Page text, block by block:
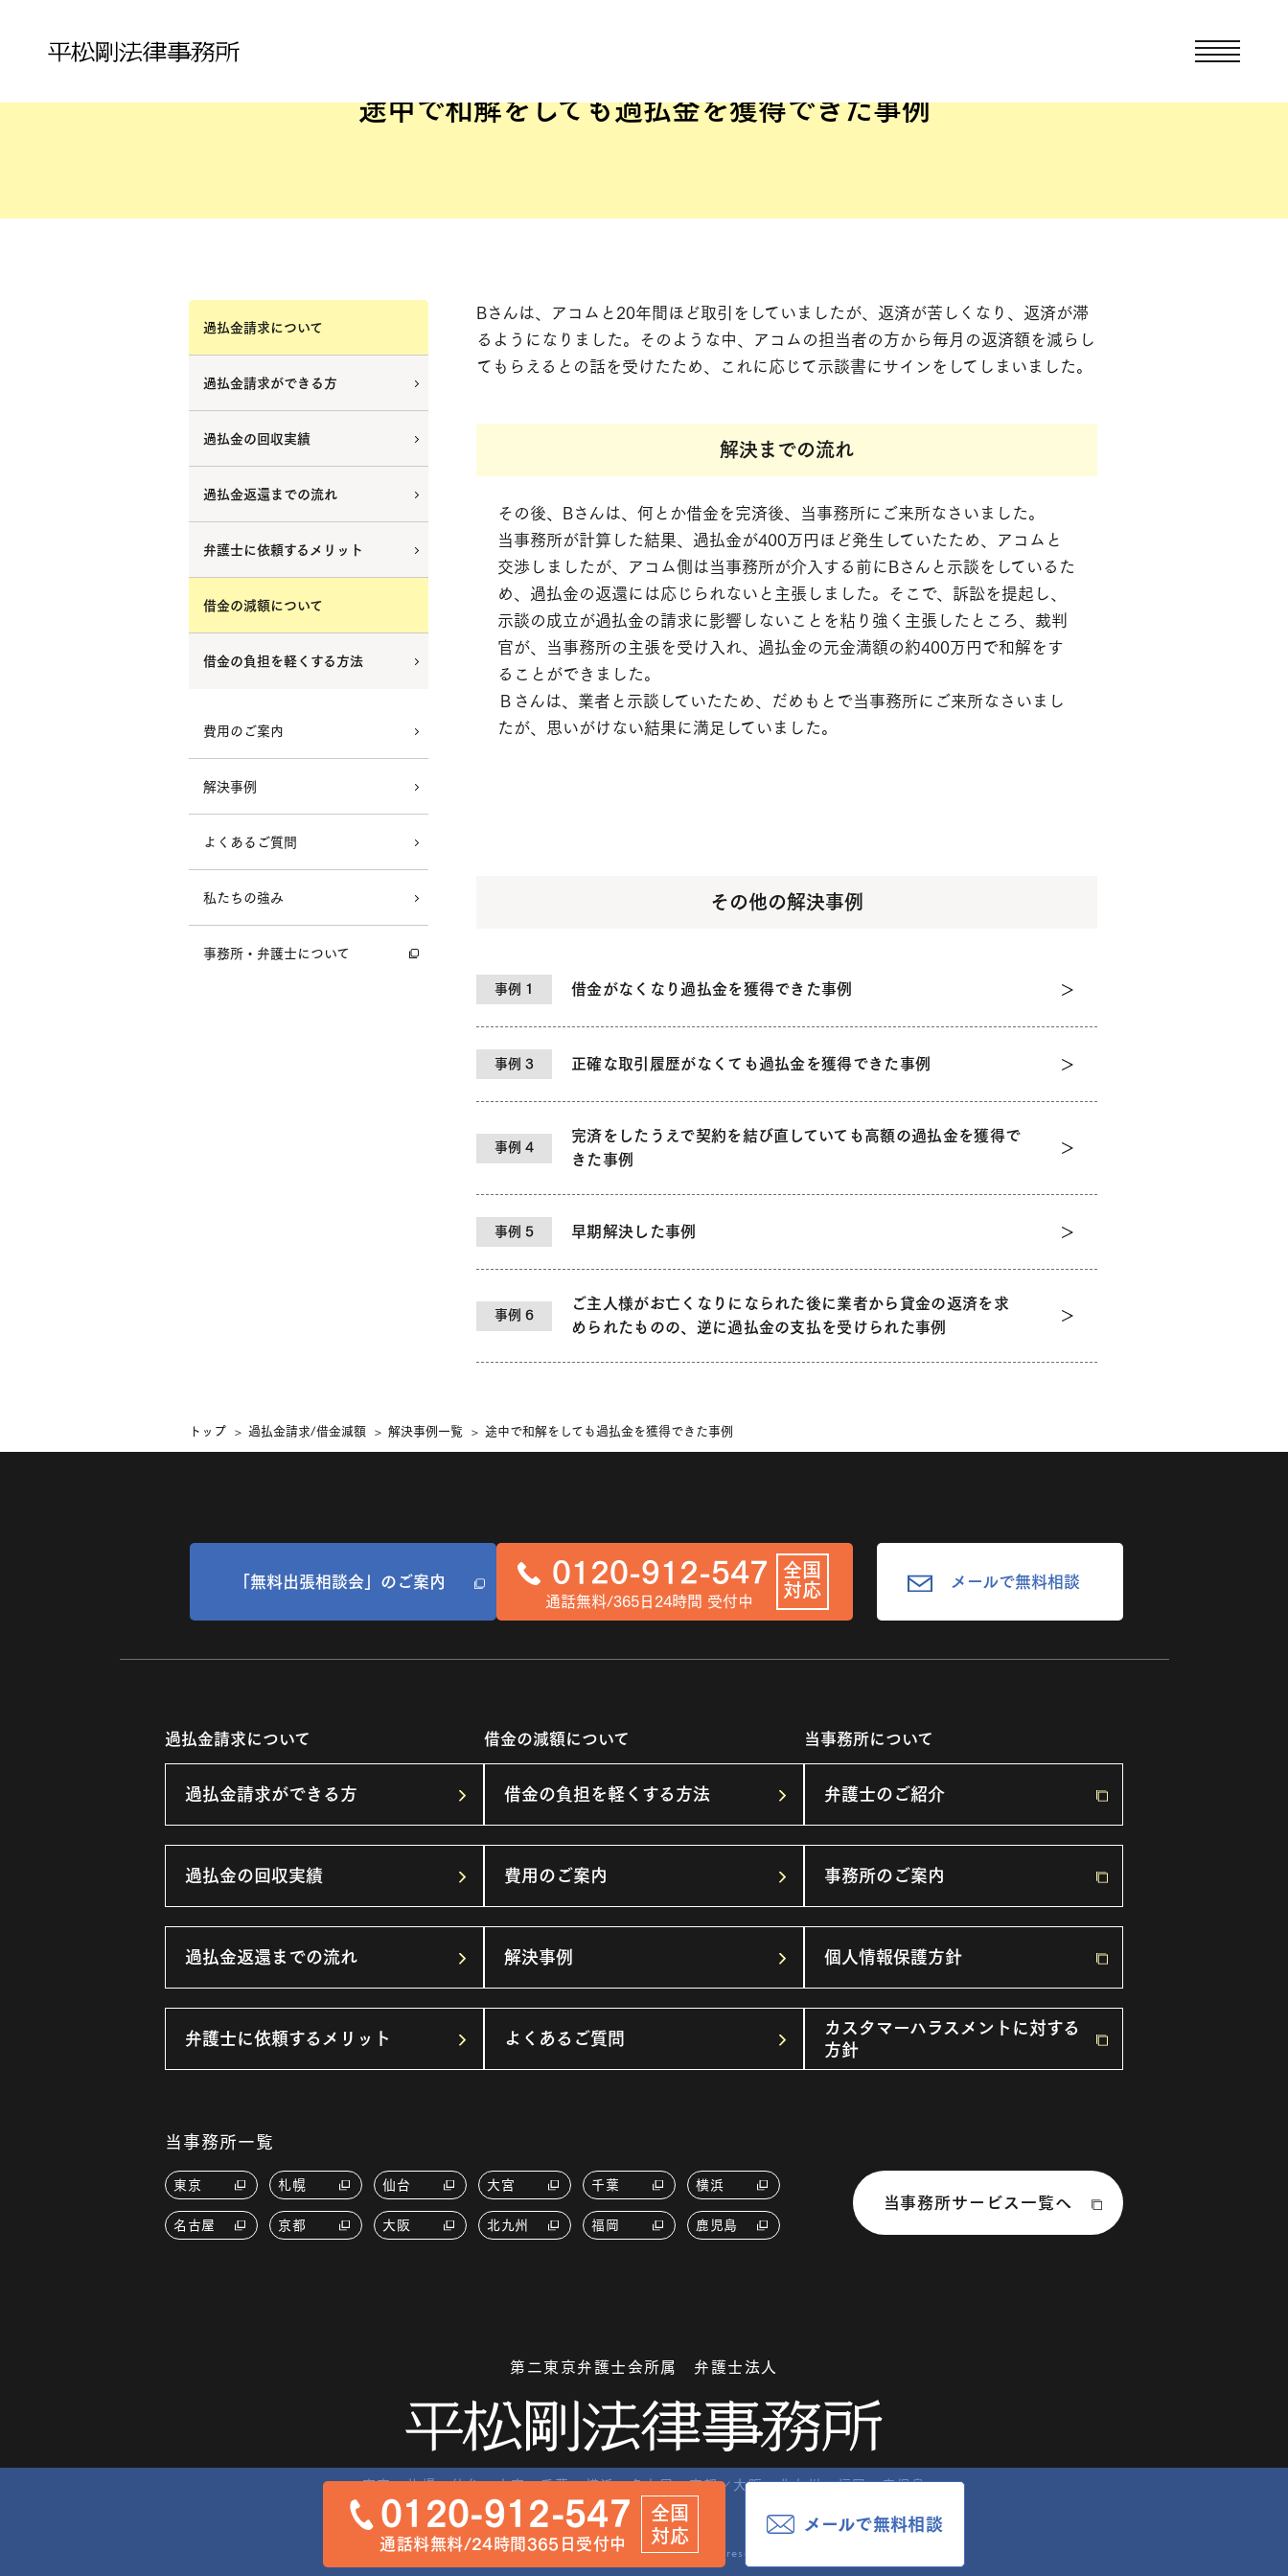
途中で和解をしても過払金を獲得できた事例
過払金請求について
過払金請求ができる方
過払金の回収実績
過払金返還までの流れ
弁護士に依頼するメリット
借金の減額について
借金の負担を軽くする方法
費用のご案内
解決事例
よくあるご質問
私たちの強み
事務所・弁護士について
Bさんは、アコムと20年間ほど取引をしていましたが、返済が苦しくなり、返済が滞
るようになりました。そのような中、アコムの担当者の方から毎月の返済額を減らし
てもらえるとの話を受けたため、これに応じて示談書にサインをしてしまいました。
解決までの流れ
その後、Bさんは、何とか借金を完済後、当事務所にご来所なさいました。
当事務所が計算した結果、過払金が400万円ほど発生していたため、アコムと
交渉しましたが、アコム側は当事務所が介入する前にBさんと示談をしているた
め、過払金の返還には応じられないと主張しました。そこで、訴訟を提起し、
示談の成立が過払金の請求に影響しないことを粘り強く主張したところ、裁判
官が、当事務所の主張を受け入れ、過払金の元金満額の約400万円で和解をす
ることができました。
Ｂさんは、業者と示談していたため、だめもとで当事務所にご来所なさいまし
たが、思いがけない結果に満足していました。
その他の解決事例
事例 1 借金がなくなり過払金を獲得できた事例
事例 3 正確な取引履歴がなくても過払金を獲得できた事例
事例 4
完済をしたうえで契約を結び直していても高額の過払金を獲得で
きた事例
事例 5 早期解決した事例
事例 6
ご主人様がお亡くなりになられた後に業者から貸金の返済を求
められたものの、逆に過払金の支払を受けられた事例
トップ 過払金請求/借金減額 解決事例一覧 途中で和解をしても過払金を獲得できた事例
0120-912-547
通話無料/365日24時間 受付中
全国
対応
メールで無料相談
「無料出張相談会」 のご案内
過払金請求について
過払金請求ができる方
過払金の回収実績
過払金返還までの流れ
弁護士に依頼するメリット
借金の減額について
借金の負担を軽くする方法
費用のご案内
解決事例
よくあるご質問
当事務所について
弁護士のご紹介
事務所のご案内
個人情報保護方針
カスタマーハラスメントに対する
方針
当事務所一覧
東京 札幌 仙台 大宮 千葉 横浜
名古屋 京都 大阪 北九州 福岡 鹿児島
当事務所サービス一覧へ
0120-912-547
通話料無料/24時間365日受付中
全国
対応
メールで無料相談
第二東京弁護士会所属 弁護士法人
東京 札幌 仙台 大宮 千葉 横浜 名古屋 京都 大阪 北九州 福岡 鹿児島
Copyright hiramatsu-go pat. All rights reserved.